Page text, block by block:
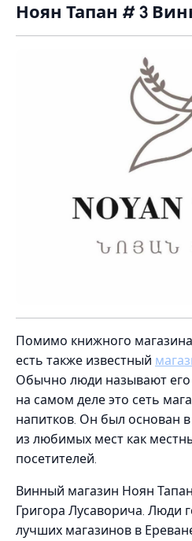
Ноян Тапан # 3
Помимо книжного магазина
есть также известный
Обычно люди называют
на самом деле это сеть
напитков. Он был основан
из любимых мест как
посетителей.
Винный магазин Ноян
Григора Лусаворича. Люди
лучших магазинов в